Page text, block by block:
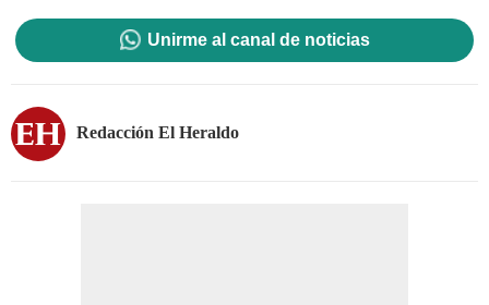
Unirme al canal de noticias
Redacción El Heraldo